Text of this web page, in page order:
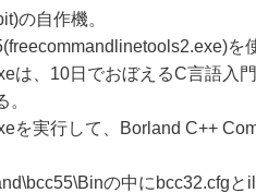
の自作機。
を
は、10日でおぼえるC言語入
を実行して、Borland C++
の中にbcc32.cfgと